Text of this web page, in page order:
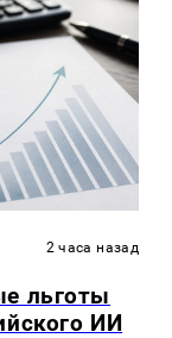
2 часа назад
льготы
ИИ